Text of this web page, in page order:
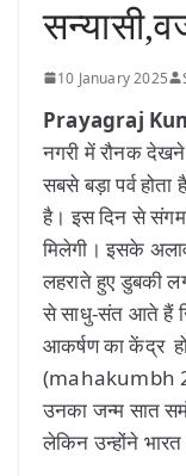
10 January 2025
Prayagraj
नगरी में रौनक
सबसे बड़ा पर्व
है। इस दिन से
मिलेगी। इसके
लहराते हुए डुबकी
से साधु-संत आते हैं
आकर्षण का केंद्र
(mahakumbh
उनका जन्म सात
लेकिन उन्होंने